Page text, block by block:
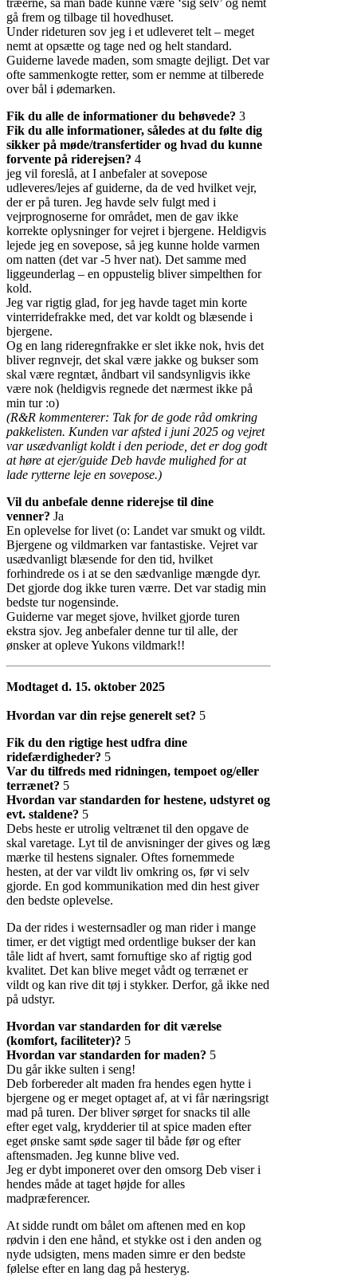
gå frem og tilbage til hovedhuset.
Under rideturen sov jeg i et udleveret telt – meget
nemt at opsætte og tage ned og helt standard.
Guiderne lavede maden, som smagte dejligt. Det var
ofte sammenkogte retter, som er nemme at tilberede
over bål i ødemarken.
Fik du alle de informationer du behøvede? 3
Fik du alle informationer, således at du følte dig
sikker på møde/transfertider og hvad du kunne
forvente på riderejsen? 4
jeg vil foreslå, at I anbefaler at sovepose
udleveres/lejes af guiderne, da de ved hvilket vejr,
der er på turen. Jeg havde selv fulgt med i
vejrprognoserne for området, men de gav ikke
korrekte oplysninger for vejret i bjergene. Heldigvis
lejede jeg en sovepose, så jeg kunne holde varmen
om natten (det var -5 hver nat). Det samme med
liggeunderlag – en oppustelig bliver simpelthen for
kold.
Jeg var rigtig glad, for jeg havde taget min korte
vinterridefrakke med, det var koldt og blæsende i
bjergene.
Og en lang rideregnfrakke er slet ikke nok, hvis det
bliver regnvejr, det skal være jakke og bukser som
skal være regntæt, åndbart vil sandsynligvis ikke
være nok (heldigvis regnede det nærmest ikke på
min tur :o)
(R&R kommenterer: Tak for de gode råd omkring
pakkelisten. Kunden var afsted i juni 2025 og vejret
var usædvanligt koldt i den periode, det er dog godt
at høre at ejer/guide Deb havde mulighed for at
lade rytterne leje en sovepose.)
Vil du anbefale denne riderejse til dine
venner? Ja
En oplevelse for livet (o: Landet var smukt og vildt.
Bjergene og vildmarken var fantastiske. Vejret var
usædvanligt blæsende for den tid, hvilket
forhindrede os i at se den sædvanlige mængde dyr.
Det gjorde dog ikke turen værre. Det var stadig min
bedste tur nogensinde.
Guiderne var meget sjove, hvilket gjorde turen
ekstra sjov. Jeg anbefaler denne tur til alle, der
ønsker at opleve Yukons vildmark!!
Modtaget d. 15. oktober 2025
Hvordan var din rejse generelt set? 5
Fik du den rigtige hest udfra dine
ridefærdigheder? 5
Var du tilfreds med ridningen, tempoet og/eller
terrænet? 5
Hvordan var standarden for hestene, udstyret og
evt. staldene? 5
Debs heste er utrolig veltrænet til den opgave de
skal varetage. Lyt til de anvisninger der gives og læg
mærke til hestens signaler. Oftes fornemmede
hesten, at der var vildt liv omkring os, før vi selv
gjorde. En god kommunikation med din hest giver
den bedste oplevelse.
Da der rides i westernsadler og man rider i mange
timer, er det vigtigt med ordentlige bukser der kan
tåle lidt af hvert, samt fornuftige sko af rigtig god
kvalitet. Det kan blive meget vådt og terrænet er
vildt og kan rive dit tøj i stykker. Derfor, gå ikke ned
på udstyr.
Hvordan var standarden for dit værelse
(komfort, faciliteter)? 5
Hvordan var standarden for maden? 5
Du går ikke sulten i seng!
Deb forbereder alt maden fra hendes egen hytte i
bjergene og er meget optaget af, at vi får næringsrigt
mad på turen. Der bliver sørget for snacks til alle
efter eget valg, krydderier til at spice maden efter
eget ønske samt søde sager til både før og efter
aftensmaden. Jeg kunne blive ved.
Jeg er dybt imponeret over den omsorg Deb viser i
hendes måde at taget højde for alles
madpræferencer.
At sidde rundt om bålet om aftenen med en kop
rødvin i den ene hånd, et stykke ost i den anden og
nyde udsigten, mens maden simre er den bedste
følelse efter en lang dag på hesteryg.